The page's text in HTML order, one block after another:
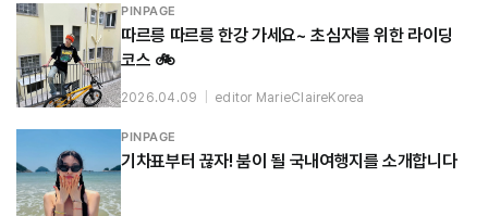
PINPAGE
따르릉 따르릉 한강 가세요~ 초심자를 위한 라이딩
코스 🚲
2026.04.09 editor MarieClaireKorea
PINPAGE
기차표부터 끊자! 붐이 될 국내여행지를 소개합니다